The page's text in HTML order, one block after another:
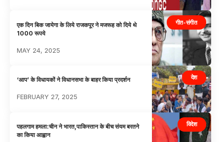
गीत-संगीत
एक दिन बिक जायेगा के लिये राजकपूर ने मजरूह को दिये थे
1000 रूपये
MAY 24, 2025
देश
‘आप’ के विधायकों ने विधानसभा के बाहर किया प्रदर्शन
FEBRUARY 27, 2025
विदेश
पहलगाम हमला:चीन ने भारत,पाकिस्तान के बीच संयम बरतने
का किया आह्वान